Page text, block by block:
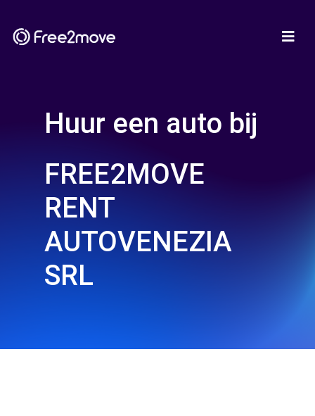
Huur een auto bij
FREE2MOVE
RENT
AUTOVENEZIA
SRL